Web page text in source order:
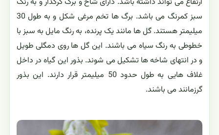
سبز کمرنگ می باشد. برگ ها تخم مرغی شکل و به طول 30
میلیمتر هستند. گل ها مانند یک پرنده، به رنگ مایل به سبز با
خطوطی به رنگ سیاه می باشند. این گل ها روی دمگلی طویل
و در انتهای شاخه ها تشکیل می شوند. بذور این گیاه در داخل
غلاف هایی به طول حدود 50 میلیمتر قرار دارند. این بذور
گرزمانند می باشند.